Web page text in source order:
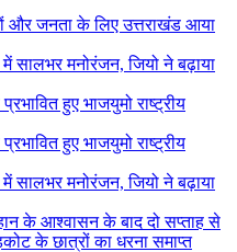
और जनता के लिए उत्तराखंड आया
सालभर मनोरंजन, जियो ने बढ़ाया
हुए भाजयुमो राष्ट्रीय
हुए भाजयुमो राष्ट्रीय
सालभर मनोरंजन, जियो ने बढ़ाया
के आश्वासन के बाद दो सप्ताह से
के छात्रों का धरना समाप्त